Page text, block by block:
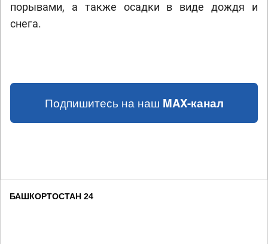
порывами, а также осадки в виде дождя и
снега.
Подпишитесь на наш MAX-канал
БАШКОРТОСТАН 24